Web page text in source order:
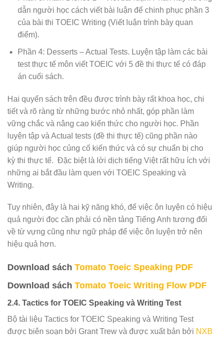
dẫn người học cách viết bài luận để chinh phục phần 3
của bài thi TOEIC Writing (Viết luận trình bày quan
điểm).
Phần 4: Desserts – Actual Tests. Luyện tập làm các bài
test thực tế môn viết TOEIC với 5 đề thi thực tế có đáp
án cuối sách.
Hai quyển sách trên đều được trình bày rất khoa học, chi
tiết và rõ ràng từ những bước nhỏ nhất, góp phần làm
vững chắc và nâng cao kiến thức cho người học. Phần
luyện tập và Actual tests (đề thi thực tế) cũng phần nào
giúp người học củng cố kiến thức và có sự chuẩn bị cho
kỳ thi thực tế. Đặc biệt là lời dịch tiếng Việt rất hữu ích với
những ai bắt đầu làm quen với TOEIC Speaking và
Writing.
Tuy nhiên, đây là hai kỹ năng khó, để việc ôn luyện có hiệu
quả người đọc cần phải có nền tảng Tiếng Anh tương đối
về từ vựng cũng như ngữ pháp để việc ôn luyện trở nên
hiệu quả hơn.
Download sách Tomato Toeic Speaking PDF
Download sách Tomato Toeic Writing Flow PDF
2.4. Tactics for TOEIC Speaking và Writing Test
Bộ tài liệu Tactics for TOEIC Speaking và Writing Test
được biên soạn bởi Grant Trew và được xuất bản bởi NXB